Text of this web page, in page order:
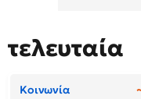
τελευταία
Κοινωνία